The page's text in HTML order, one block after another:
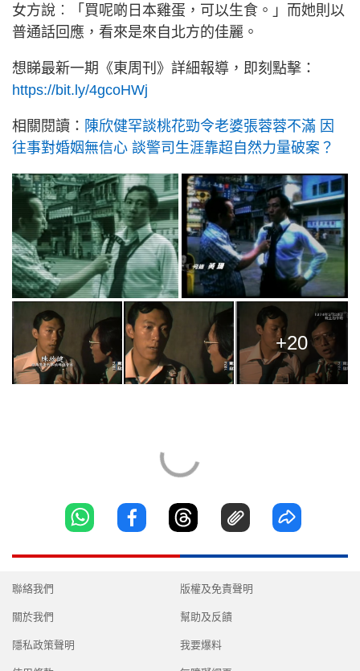
女方說︰「買呢啲日本雞蛋，可以生食。」而她則以
普通話回應，看來是來自北方的佳麗。
想睇最新一期《東周刊》詳細報導，即刻點擊：
https://bit.ly/4gcoHWj
相關閱讀： 陳欣健罕談桃花勁令老婆張蓉蓉不滿 因
往事對婚姻無信心 談警司生涯靠超自然力量破案？
+20
聯絡我們
關於我們
隱私政策聲明
版權及免責聲明
幫助及反饋
我要爆料